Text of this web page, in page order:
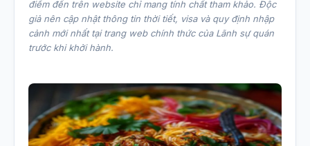
điểm đến trên website chỉ mang tính chất tham khảo. Độc
giả nên cập nhật thông tin thời tiết, visa và quy định nhập
cảnh mới nhất tại trang web chính thức của Lãnh sự quán
trước khi khởi hành.